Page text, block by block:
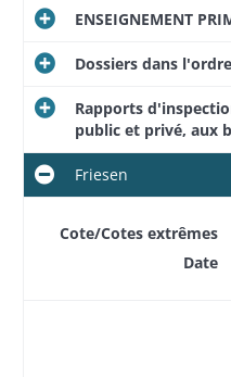
ENSEIGNEMENT
Dossiers dans
Rapports
public et privé, aux
Friesen
Cote/Cotes extrêmes
Date